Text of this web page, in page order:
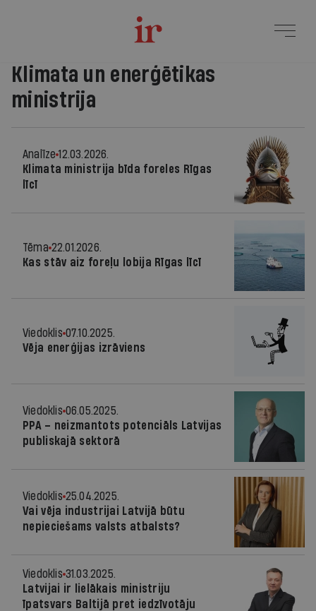
Klimata un enerģētikas
ministrija
Analīze 12.03.2026.
Klimata ministrija bīda foreles Rīgas
līcī
Tēma 22.01.2026.
Kas stāv aiz foreļu lobija Rīgas līcī
Viedoklis 07.10.2025.
Vēja enerģijas izrāviens
Viedoklis 06.05.2025.
PPA – neizmantots potenciāls Latvijas
publiskajā sektorā
Viedoklis 25.04.2025.
Vai vēja industrijai Latvijā būtu
nepieciešams valsts atbalsts?
Viedoklis 31.03.2025.
Latvijai ir lielākais ministriju
īpatsvars Baltijā pret iedzīvotāju